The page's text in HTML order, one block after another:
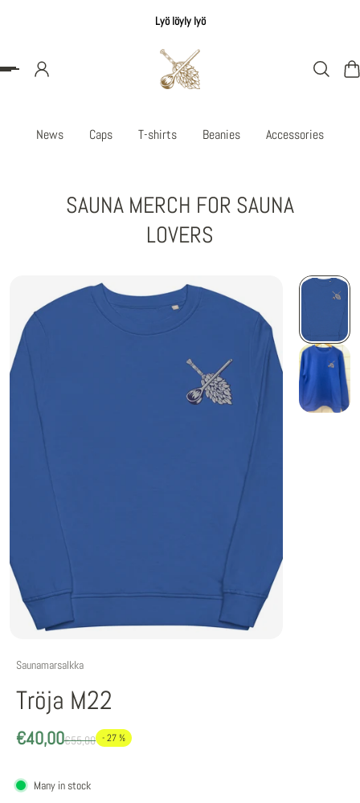
Lyö löyly lyö
News Caps T-shirts Beanies Accessories
SAUNA MERCH FOR SAUNA
LOVERS
Saunamarsalkka
Tröja M22
€40,00€55,00 - 27 %
Many in stock